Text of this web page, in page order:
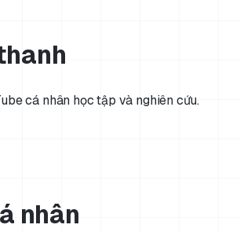
cá nhân học tập và nghiên cứu.
nhân